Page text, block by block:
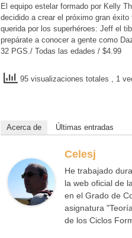
El equipo estelar formado por Kelly
decidido a crear el próximo gran
querida por los superhéroes: Jeff el
prepárate a conocer a gente como
32 PGS./ Todas las edades / $4.99
95 visualizaciones totales , 1
Acerca de Últimas entradas
Celesj
He trabajado
la web oficial de
en el Grado de
asignatura
de los Ciclos